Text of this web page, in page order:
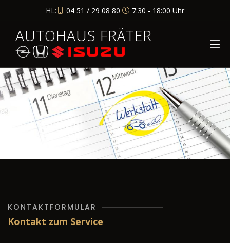
HL: 04 51 / 29 08 80 7:30 - 18:00 Uhr
AUTOHAUS FRÄTER
KONTAKTFORMULAR
Kontakt zum Service